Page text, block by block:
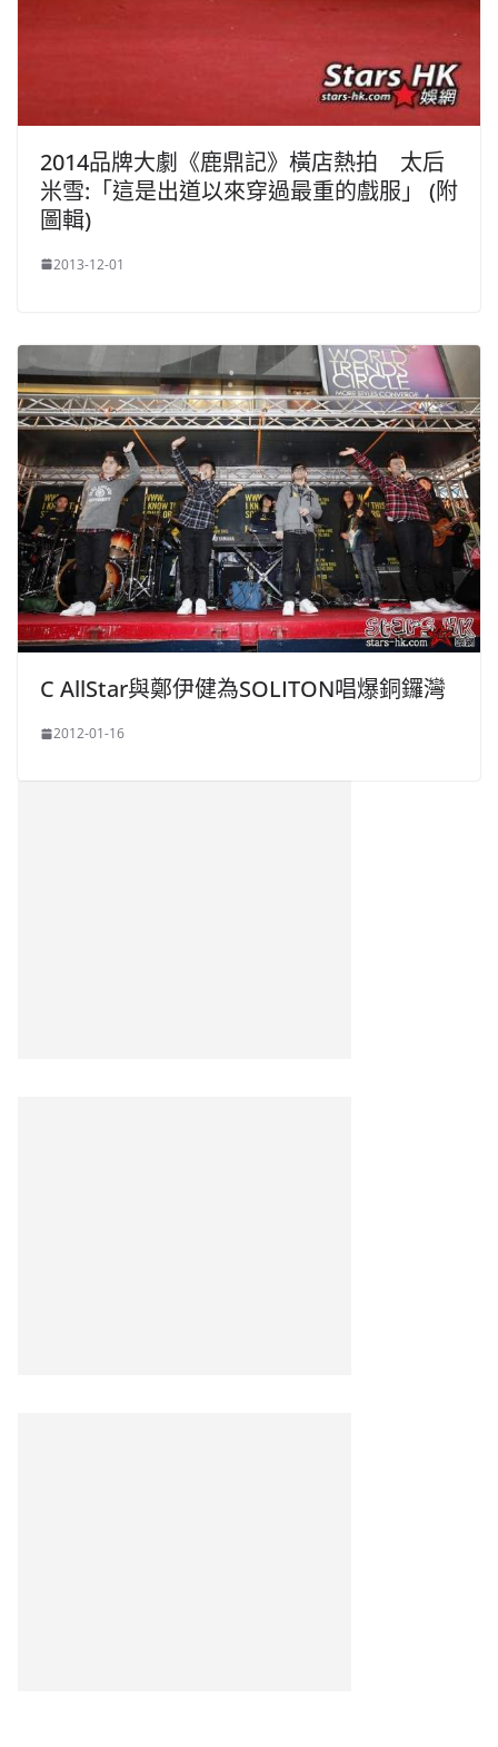
2014品牌大劇《鹿鼎記》橫店熱拍 太后
米雪:「這是出道以來穿過最重的戲服」 (附
圖輯)
2013-12-01
C AllStar與鄭伊健為SOLITON唱爆銅鑼灣
2012-01-16